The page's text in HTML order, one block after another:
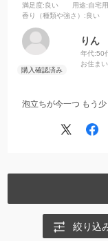
満足度:良い 用途:自宅用
香り（種類や強さ） :良い
りん
年代:50
お住ま
泡立ちが今一つ もう
絞り込